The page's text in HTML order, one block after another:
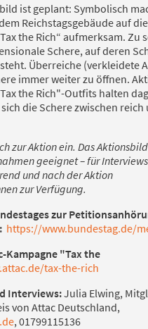
ist geplant: Symbolisch
Reichstagsgebäude auf
the Rich“ aufmerksam. Zu
Schere, auf deren
Überreiche (verkleidete
immer weiter zu öffnen.
the Rich"-Outfits halten
die Schere zwischen reich
zur Aktion ein. Das
geeignet – für
und nach der Aktion
zur Verfügung.
zur
https://www.bundestag.de/
Kampagne "Tax the
tax-the-rich
Interviews:Julia Elwing,
von Attac Deutschland,
, 01799115136